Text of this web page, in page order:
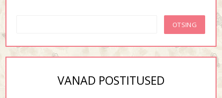
VANAD POSTITUSED